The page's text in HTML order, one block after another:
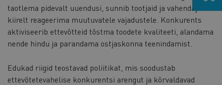
taotlema pidevalt uuendusi, sunnib tootjaid ja vahendajaid
kiirelt reageerima muutuvatele vajadustele. Konkurents
aktiviseerib ettevõtteid tõstma toodete kvaliteeti, alandama
nende hindu ja parandama ostjaskonna teenindamist.
Edukad riigid teostavad poliitikat, mis soodustab
ettevõtetevahelise konkurentsi arengut ja kõrvaldavad